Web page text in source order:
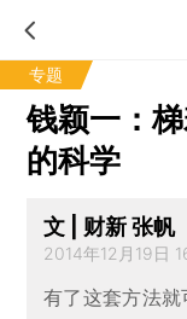
专题
钱颖一：
的科学
文 | 财新 张帆
2014年12月19日
有了这套方法